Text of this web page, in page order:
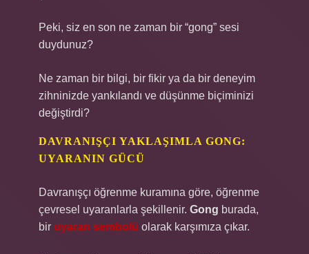
Peki, siz en son ne zaman bir “gong” sesi
duydunuz?
Ne zaman bir bilgi, bir fikir ya da bir deneyim
zihninizde yankılandı ve düşünme biçiminizi
değiştirdi?
DAVRANIŞÇI YAKLAŞIMLA GONG:
UYARANIN GÜCÜ
Davranışçı öğrenme kuramına göre, öğrenme
çevresel uyaranlarla şekillenir. Gong burada,
bir uyaran sembolü olarak karşımıza çıkar.